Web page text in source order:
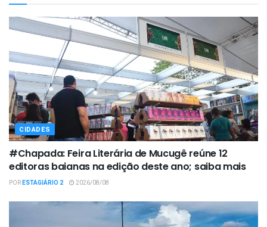
CIDADES
#Chapada: Feira Literária de Mucugê reúne 12
editoras baianas na edição deste ano; saiba mais
PORESTAGIÁRIO 2 2026/08/08